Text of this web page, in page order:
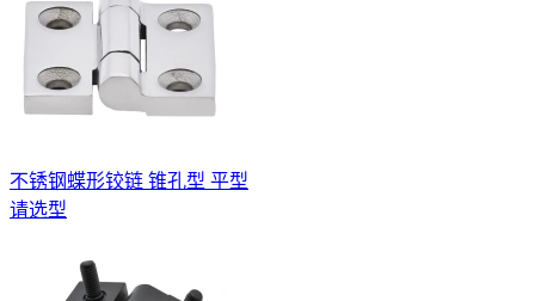
不锈钢蝶形铰链 锥孔型 平型
请选型